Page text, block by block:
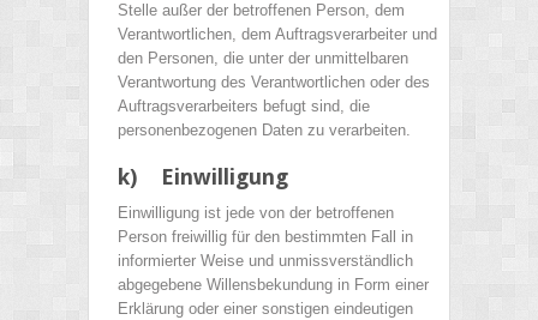
Stelle außer der betroffenen Person, dem
Verantwortlichen, dem Auftragsverarbeiter und
den Personen, die unter der unmittelbaren
Verantwortung des Verantwortlichen oder des
Auftragsverarbeiters befugt sind, die
personenbezogenen Daten zu verarbeiten.
k) Einwilligung
Einwilligung ist jede von der betroffenen
Person freiwillig für den bestimmten Fall in
informierter Weise und unmissverständlich
abgegebene Willensbekundung in Form einer
Erklärung oder einer sonstigen eindeutigen